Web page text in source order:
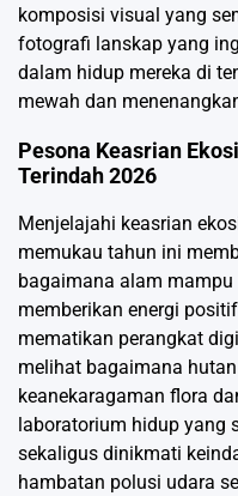
komposisi visual yang
fotografi lanskap yang
dalam hidup mereka di
mewah dan
Pesona Keasrian
Terindah 2026
Menjelajahi keasrian
memukau tahun ini
bagaimana alam
memberikan energi
mematikan perangkat
melihat bagaimana
keanekaragaman flora
laboratorium hidup yang
sekaligus dinikmati
hambatan polusi udara